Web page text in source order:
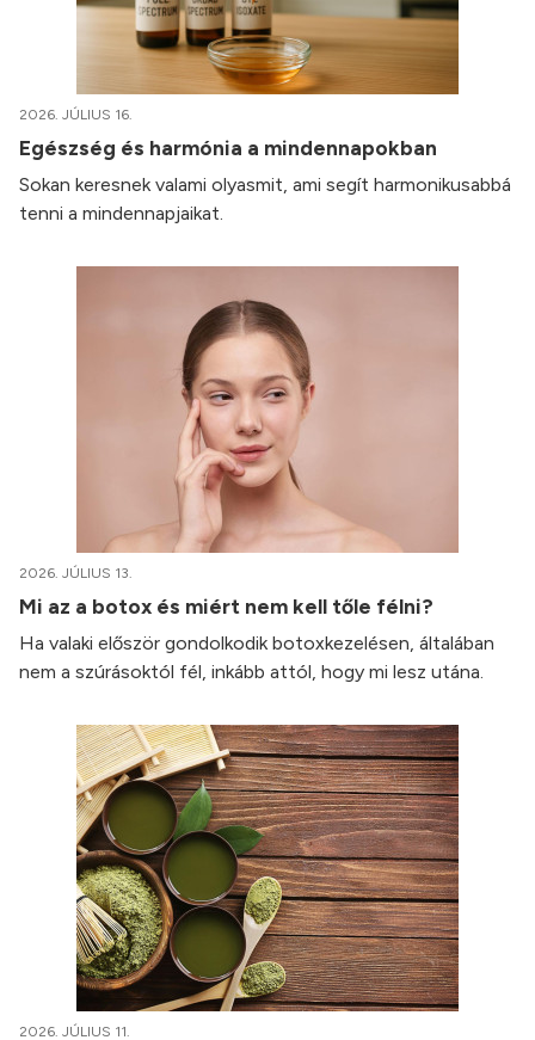
2026. JÚLIUS 16.
Egészség és harmónia a mindennapokban
Sokan keresnek valami olyasmit, ami segít harmonikusabbá
tenni a mindennapjaikat.
2026. JÚLIUS 13.
Mi az a botox és miért nem kell tőle félni?
Ha valaki először gondolkodik botoxkezelésen, általában
nem a szúrásoktól fél, inkább attól, hogy mi lesz utána.
2026. JÚLIUS 11.